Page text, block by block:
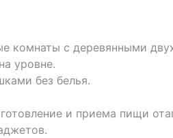
комнаты с деревянными
уровне.
без белья.
и приема пищи